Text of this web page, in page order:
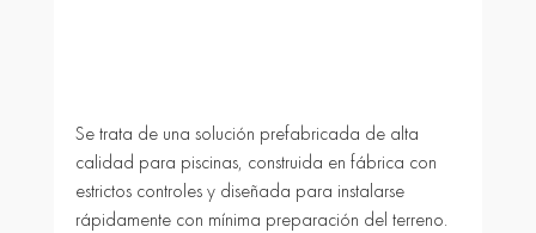
Se trata de una solución prefabricada de alta
calidad para piscinas, construida en fábrica con
estrictos controles y diseñada para instalarse
rápidamente con mínima preparación del terreno.